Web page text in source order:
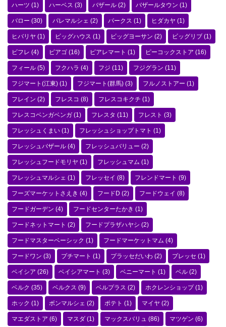
ハーツ (1) ハーベス (3) バザール (2) バザールタウン (1)
バロー (30) パレマルシェ (2) パークス (1) ヒダカヤ (1)
ヒバリヤ (1) ビッグハウス (1) ビッグヨーサン (2) ビッグリブ (1)
ビフレ (4) ピアゴ (16) ピアレマート (1) ピーコックストア (16)
フィール (5) フクハラ (4) フジ (11) フジグラン (11)
フジマート(江東) (1) フジマート(群馬) (3) フルノストアー (1)
フレイン (2) フレスコ (8) フレスコキクチ (1)
フレスコベンガベンガ (1) フレスタ (11) フレスト (3)
フレッシュくまい (1) フレッシュショップトマト (1)
フレッシュバザール (4) フレッシュバリュー (2)
フレッシュフードモリヤ (1) フレッシュマム (1)
フレッシュマルシェ (1) フレッセイ (8) フレンドマート (9)
フーズマーケットさえき (4) フードD (2) フードウェイ (8)
フードガーデン (4) フードセンターたかき (1)
フードネットマート (2) フードプラザハヤシ (2)
フードマスターベーシック (1) フードマーケットマム (4)
フードワン (3) プチマート (1) プラッセだいわ (2) プレッセ (1)
ベイシア (26) ベイシアマート (3) ベニーマート (1) ベル (2)
ベルク (35) ベルクス (9) ベルプラス (2) ホクレンショップ(1)
ホック (1) ボンマルシェ (2) ポテト (1) マイヤ (2)
マエダストア (6) マスダ (1) マックスバリュ (86) マツゲン (6)